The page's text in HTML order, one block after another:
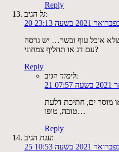
Reply
גלהגיב:
בפברואר 2021 בשעה 23:13
אוכל עוף ובשר… יש גרסה
עם דג או תחליף צמחוני?
Reply
לימורהגיב:
מוסר ים, חתיכת דלעת
טובה, טופו…
Reply
ענתהגיב:
בפברואר 2021 בשעה 10:53